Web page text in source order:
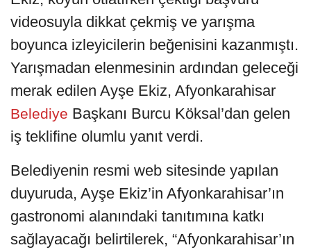
videosuyla dikkat çekmiş ve yarışma
boyunca izleyicilerin beğenisini kazanmıştı.
Yarışmadan elenmesinin ardından geleceği
merak edilen Ayşe Ekiz, Afyonkarahisar
Belediye Başkanı Burcu Köksal’dan gelen
iş teklifine olumlu yanıt verdi.
Belediyenin resmi web sitesinde yapılan
duyuruda, Ayşe Ekiz’in Afyonkarahisar’ın
gastronomi alanındaki tanıtımına katkı
sağlayacağı belirtilerek, “Afyonkarahisar’ın